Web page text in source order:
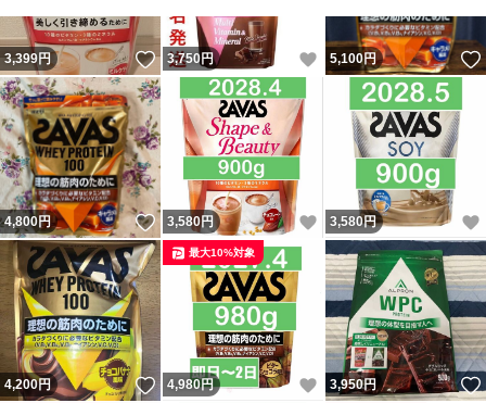
3,399円 いいね！
3,750円 いいね！
5,100円
4,800円 いいね！
3,580円 いいね！
3,580円
4,200円 いいね！
4,980円 いいね！
最大10%対象
3,950円